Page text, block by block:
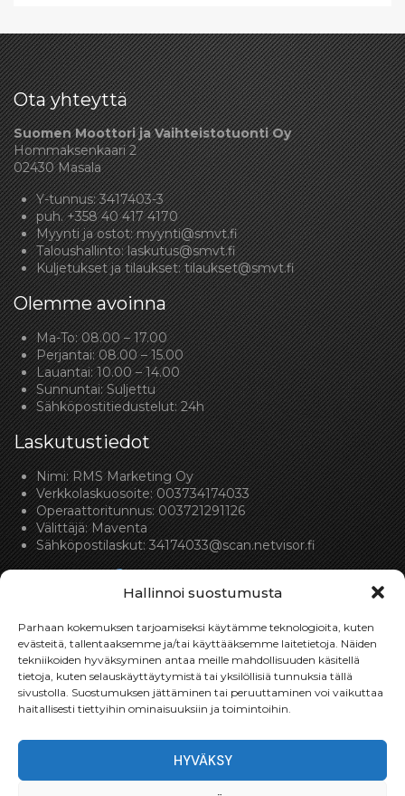
Hallinnoi suostumusta
Parhaan kokemuksen tarjoamiseksi käytämme teknologioita, kuten
evästeitä, tallentaaksemme ja/tai käyttääksemme laitetietoja. Näiden
tekniikoiden hyväksyminen antaa meille mahdollisuuden käsitellä
tietoja, kuten selauskäyttäytymistä tai yksilöllisiä tunnuksia tällä
sivustolla. Suostumuksen jättäminen tai peruuttaminen voi vaikuttaa
haitallisesti tiettyihin ominaisuuksiin ja toimintoihin.
HYVÄKSY
Ota yhteyttä
Suomen Moottori ja Vaihteistotuonti Oy
Hommaksenkaari 2
02430 Masala
Y-tunnus: 3417403-3
puh.+358 40 417 4170
Myynti ja ostot:myynti@smvt.fi
Taloushallinto:laskutus@smvt.fi
Kuljetukset ja tilaukset:tilaukset@smvt.fi
Olemme avoinna
Ma-To: 08.00 – 17.00
Perjantai: 08.00 – 15.00
Lauantai: 10.00 – 14.00
Sunnuntai: Suljettu
Sähköpostitiedustelut: 24h
Laskutustiedot
Nimi: RMS Marketing Oy
Verkkolaskuosoite: 003734174033
Operaattoritunnus: 003721291126
Välittäjä: Maventa
Sähköpostilaskut:34174033@scan.netvisor.fi
Toimitukset
Toimitamme osat perille toimitusperiaatteella siihen
osan toimitettavan.
Toimitusaika on yleensä noin yksi (1) viikko tilauspäivästä.
Toimitus- & takuuehdot